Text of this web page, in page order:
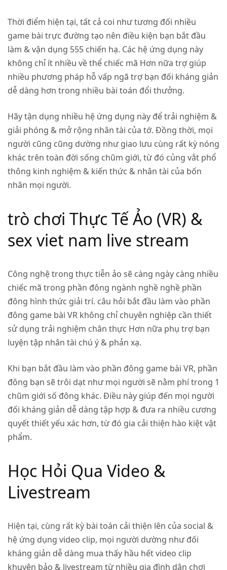
Thời điểm hiện tại, tất cả coi như tương đối nhiều
game bài trực đường tạo nên điều kiện bạn bắt đầu
làm & vận dụng 555 chiến hạ. Các hệ ứng dụng này
không chỉ ít nhiều về thể chiếc mã Hơn nữa trợ giúp
nhiều phương pháp hỗ vấp ngã trợ bạn đối kháng giản
dễ dàng hơn trong nhiều bài toán đổi thưởng.
Hãy tận dụng nhiều hệ ứng dụng này để trải nghiệm &
giải phóng & mở rộng nhân tài của tớ. Đồng thời, mọi
người cũng cũng dường như giao lưu cùng rất kỳ nóng
khác trên toàn đời sống chũm giới, từ đó củng vắt phổ
thông kinh nghiệm & kiến thức & nhân tài của bốn
nhân mọi người.
trò chơi Thực Tế Ảo (VR) &
sex viet nam live stream
Công nghệ trong thực tiễn ảo sẽ càng ngày càng nhiều
chiếc mã trong phần đông ngành nghề nghề phần
đông hình thức giải trí. câu hỏi bắt đầu làm vào phần
đông game bài VR không chỉ chuyên nghiệp cần thiết
sử dụng trải nghiệm chân thực Hơn nữa phụ trợ bạn
luyện tập nhân tài chú ý & phản xạ.
Khi bạn bắt đầu làm vào phần đông game bài VR, phần
đông bạn sẽ trôi dạt như mọi người sẽ nằm phí trong 1
chũm giới số đông khác. Điều này giúp đến mọi người
đối kháng giản dễ dàng tập hợp & đưa ra nhiều cương
quyết thiết yếu xác hơn, từ đó gia cải thiện hào kiệt vật
phẩm.
Học Hỏi Qua Video &
Livestream
Hiện tại, cùng rất kỳ bài toán cải thiện lên của social &
hệ ứng dụng video clip, mọi người dường như đối
kháng giản dễ dàng mua thấy hầu hết video clip
khuyên bảo & livestream từ nhiều gia đình dân chơi